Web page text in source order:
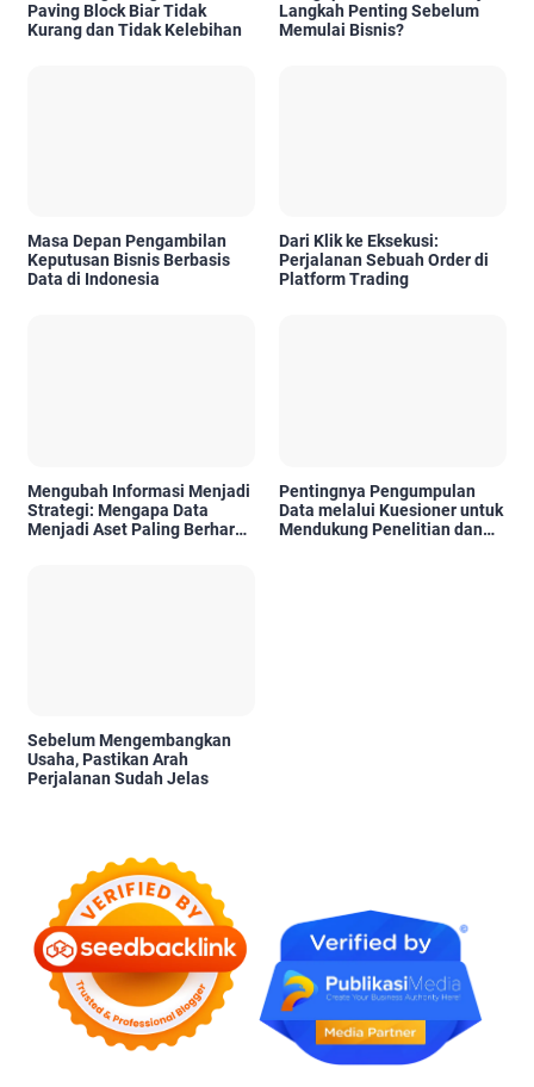
Paving Block Biar Tidak
Kurang dan Tidak Kelebihan
Langkah Penting Sebelum
Memulai Bisnis?
Masa Depan Pengambilan
Keputusan Bisnis Berbasis
Data di Indonesia
Dari Klik ke Eksekusi:
Perjalanan Sebuah Order di
Platform Trading
Mengubah Informasi Menjadi
Strategi: Mengapa Data
Menjadi Aset Paling Berharga
Pentingnya Pengumpulan
Data melalui Kuesioner untuk
Mendukung Penelitian dan
Sebelum Mengembangkan
Usaha, Pastikan Arah
Perjalanan Sudah Jelas